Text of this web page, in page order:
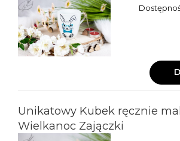
Unikatowy Kubek ręcznie
Wielkanoc Zajączki